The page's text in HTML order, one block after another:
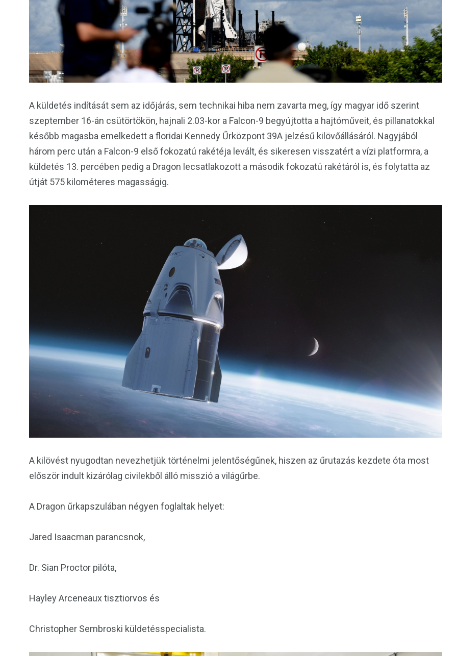
A küldetés indítását sem az időjárás, sem technikai hiba nem zavarta meg, így magyar idő szerint
szeptember 16-án csütörtökön, hajnali 2.03-kor a Falcon-9 begyújtotta a hajtóműveit, és pillanatokkal
később magasba emelkedett a floridai Kennedy Űrközpont 39A jelzésű kilövőállásáról. Nagyjából
három perc után a Falcon-9 első fokozatú rakétéja levált, és sikeresen visszatért a vízi platformra, a
küldetés 13. percében pedig a Dragon lecsatlakozott a második fokozatú rakétáról is, és folytatta az
útját 575 kilométeres magasságig.
A kilövést nyugodtan nevezhetjük történelmi jelentőségűnek, hiszen az űrutazás kezdete óta most
először indult kizárólag civilekből álló misszió a világűrbe.
A Dragon űrkapszulában négyen foglaltak helyet:
Jared Isaacman parancsnok,
Dr. Sian Proctor pilóta,
Hayley Arceneaux tisztiorvos és
Christopher Sembroski küldetésspecialista.